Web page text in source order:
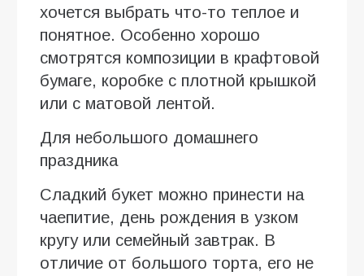
хочется выбрать что-то теплое и
понятное. Особенно хорошо
смотрятся композиции в крафтовой
бумаге, коробке с плотной крышкой
или с матовой лентой.
Для небольшого домашнего
праздника
Сладкий букет можно принести на
чаепитие, день рождения в узком
кругу или семейный завтрак. В
отличие от большого торта, его не